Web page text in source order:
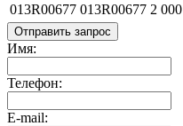
013R00677 013R00677 2 000
Отправить запрос
Имя:
Телефон:
E-mail: